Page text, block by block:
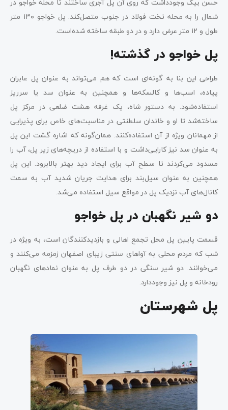
شمال را به محله تخت فولاد در جنوب متصل‌کند. پل خواجو ۱۳۰ متر
طول و ۱۲ متر عرض دارد و در دو طبقه ساخته شده‌است.
پل خواجو در گذشته!
طراحی این بنا به گونه‌ای است که هم می‌تواند به عنوان پل عابران
پیاده، اسب‌ها و کالسکه‌ها و همچنین به عنوان سد یا سرریز
استفاده‌شود. به دستور شاه، یک غرفه هشت ضلعی در مرکز پل
ساخته‌شد تا او و خاندان سلطنتی در مناسبت‌های خاص برای پذیرایی
از مهمانان ویژه از آن استفاده‌کنند. همان‌گونه که اشاره گشت این پل
به عنوان سد نیز کارایی‌داشت و با استفاده از دریچه‌های زیر پل، آب را
مسدود می‌کردند تا سطح آب برای ایجاد دید بهتر بالابرود. این پل
همچنین به عنوان سیل‌بند برای هدایت جریان شدید آب به سمت
کانال‌های آب نزدیک پل در مواقع سیل استفاده می‌شد.
دو شیر نگهبان در پل خواجو
قسمت پایین پل محل تجمع اهالی و بازدیدکنندگان است، به ویژه در
شب که مردم محلی به آواهای سنتی زیبای اصفهان زمزمه می‌کنند و
می‌خوانند. دو شیر سنگی در دو طرف پل به عنوان نمادهای نگهبان
رودخانه و پل نیز وجود‌‌دارد.
پل شهرستان